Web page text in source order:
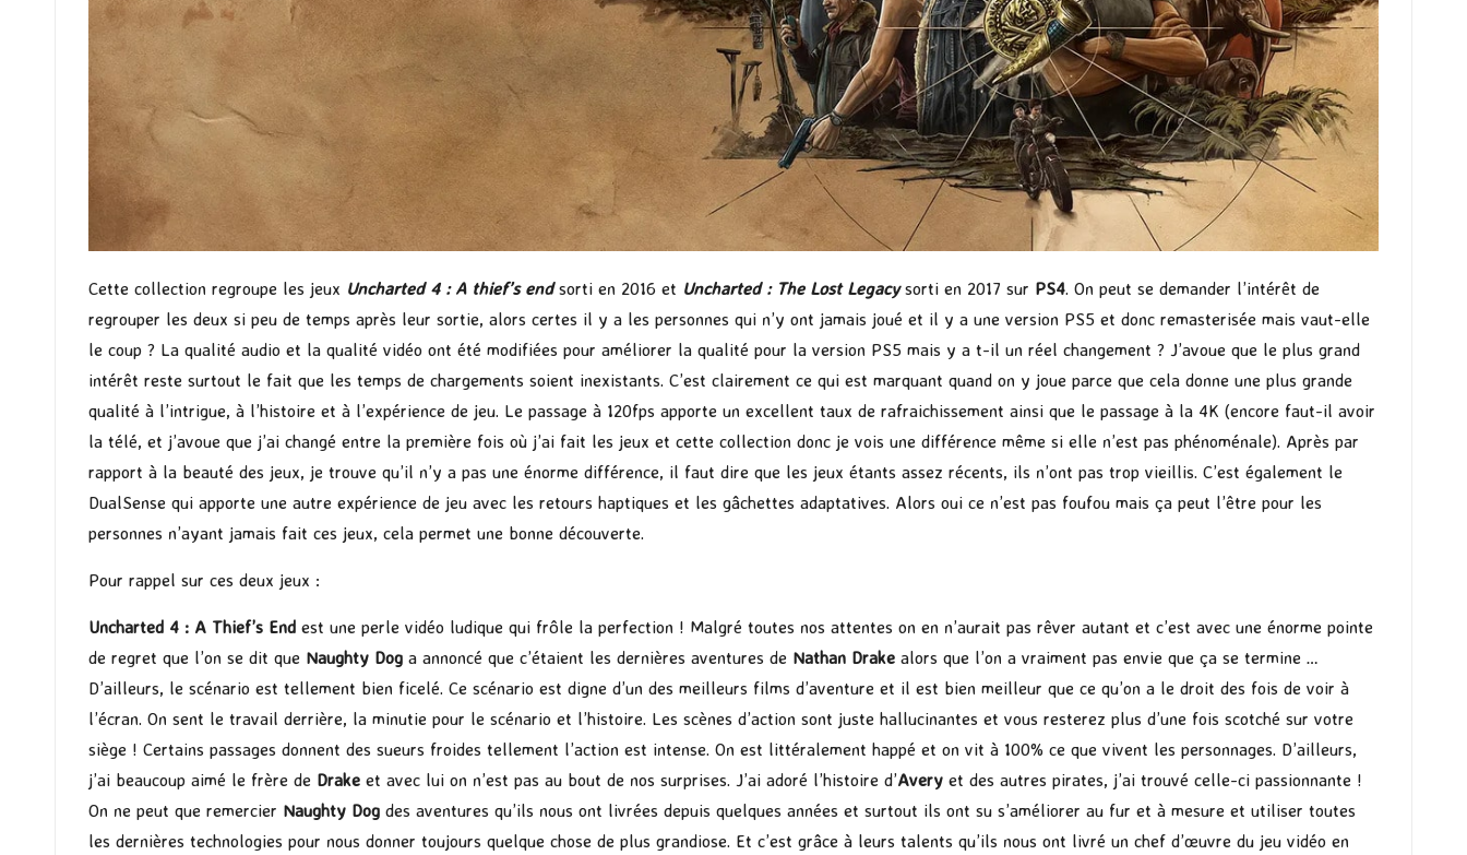
Cette collection regroupe les jeux Uncharted 4 : A thief’s endsorti en 2016 et Uncharted : The Lost Legacysorti en 2017 sur PS4. On peut se demander l’intérêt de
regrouper les deux si peu de temps après leur sortie, alors certes il y a les personnes qui n’y ont jamais joué et il y a une version PS5 et donc remasterisée mais vaut-elle
le coup ? La qualité audio et la qualité vidéo ont été modifiées pour améliorer la qualité pour la version PS5 mais y a t-il un réel changement ? J’avoue que le plus grand
intérêt reste surtout le fait que les temps de chargements soient inexistants. C’est clairement ce qui est marquant quand on y joue parce que cela donne une plus grande
qualité à l’intrigue, à l’histoire et à l’expérience de jeu. Le passage à 120fps apporte un excellent taux de rafraichissement ainsi que le passage à la 4K (encore faut-il avoir
la télé, et j’avoue que j’ai changé entre la première fois où j’ai fait les jeux et cette collection donc je vois une différence même si elle n’est pas phénoménale). Après par
rapport à la beauté des jeux, je trouve qu’il n’y a pas une énorme différence, il faut dire que les jeux étants assez récents, ils n’ont pas trop vieillis. C’est également le
DualSense qui apporte une autre expérience de jeu avec les retours haptiques et les gâchettes adaptatives. Alors oui ce n’est pas foufou mais ça peut l’être pour les
personnes n’ayant jamais fait ces jeux, cela permet une bonne découverte.
Pour rappel sur ces deux jeux :
Uncharted 4 : A Thief’s End est une perle vidéo ludique qui frôle la perfection ! Malgré toutes nos attentes on en n’aurait pas rêver autant et c’est avec une énorme pointe
de regret que l’on se dit que Naughty Dog a annoncé que c’étaient les dernières aventures de Nathan Drake alors que l’on a vraiment pas envie que ça se termine …
D’ailleurs, le scénario est tellement bien ficelé. Ce scénario est digne d’un des meilleurs films d’aventure et il est bien meilleur que ce qu’on a le droit des fois de voir à
l’écran. On sent le travail derrière, la minutie pour le scénario et l’histoire. Les scènes d’action sont juste hallucinantes et vous resterez plus d’une fois scotché sur votre
siège ! Certains passages donnent des sueurs froides tellement l’action est intense. On est littéralement happé et on vit à 100% ce que vivent les personnages. D’ailleurs,
j’ai beaucoup aimé le frère de Drake et avec lui on n’est pas au bout de nos surprises. J’ai adoré l’histoire d’Avery et des autres pirates, j’ai trouvé celle-ci passionnante !
On ne peut que remercier Naughty Dog des aventures qu’ils nous ont livrées depuis quelques années et surtout ils ont su s’améliorer au fur et à mesure et utiliser toutes
les dernières technologies pour nous donner toujours quelque chose de plus grandiose. Et c’est grâce à leurs talents qu’ils nous ont livré un chef d’œuvre du jeu vidéo en